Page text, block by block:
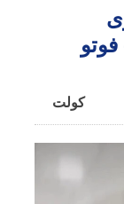
کولت